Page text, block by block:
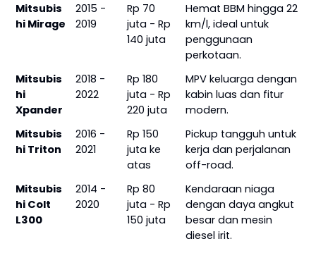
Mitsubis
hi Mirage
2015 -
2019
Rp 70
juta - Rp
140 juta
Hemat BBM hingga 22
km/l, ideal untuk
penggunaan
perkotaan.
Mitsubis
hi
Xpander
2018 -
2022
Rp 180
juta - Rp
220 juta
MPV keluarga dengan
kabin luas dan fitur
modern.
Mitsubis
hi Triton
2016 -
2021
Rp 150
juta ke
atas
Pickup tangguh untuk
kerja dan perjalanan
off-road.
Mitsubis
hi Colt
L300
2014 -
2020
Rp 80
juta - Rp
150 juta
Kendaraan niaga
dengan daya angkut
besar dan mesin
diesel irit.